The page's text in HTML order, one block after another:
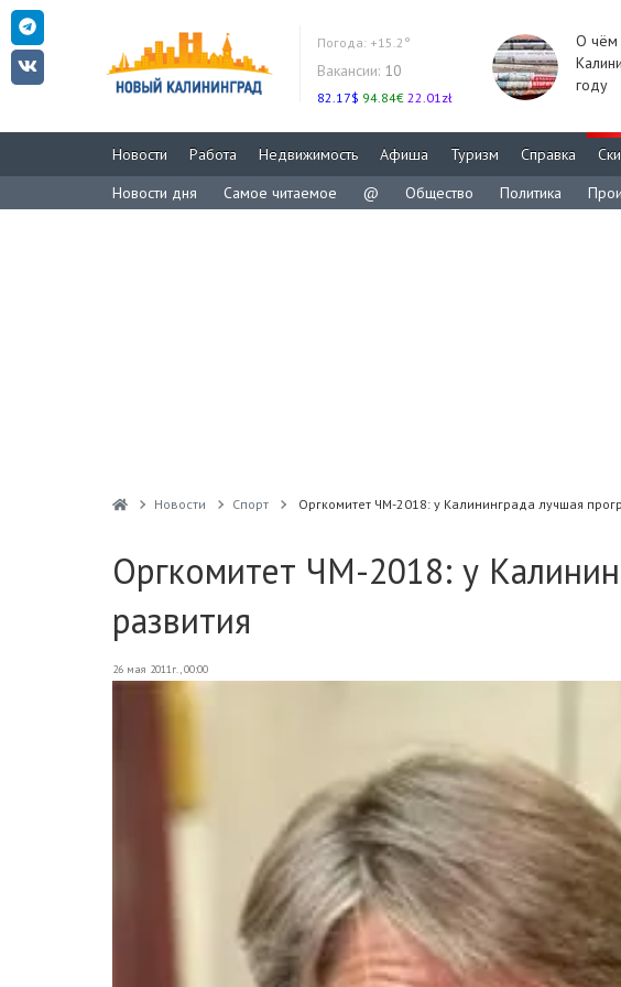
Погода: +15.2°
Вакансии: 10
82.17$ 94.84€ 22.01zł
О чём
году
Новости Работа Недвижимость Афиша Туризм Справка
Новости дня
Самое читаемое @ Общество Политика
Новости Спорт Оргкомитет ЧМ-2018: у Калининграда лучшая
Оргкомитет ЧМ-2018: у
развития
26 мая 2011г., 00:00